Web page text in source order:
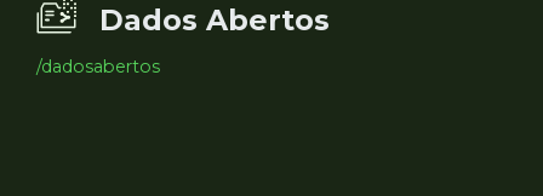
Dados Abertos
/dadosabertos